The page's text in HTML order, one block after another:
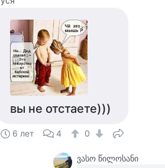
вы не отстаете)))
6 лет 4 0
ვასო წილოსანი